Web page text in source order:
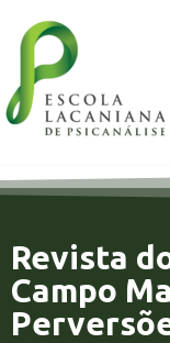
Revista
Campo